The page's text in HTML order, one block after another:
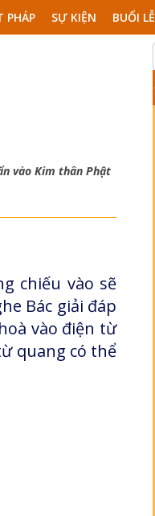
PHÁP SỰ KIỆN BUỔI LỄ
vào Kim thân Phật
chiếu vào sẽ
Bác giải đáp
vào điện từ
quang có thể